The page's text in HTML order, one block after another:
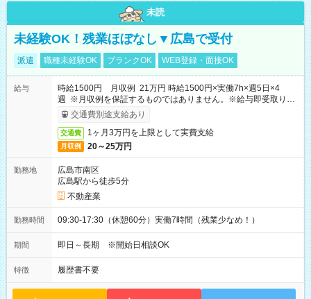
未読
未経験OK！残業ほぼなし▼広島で受付
派遣 職種未経験OK ブランクOK WEB登録・面接OK
給与
時給1500円 月収例 21万円 時給1500円×実働7h×週5日×4
週 ※月収例を保証するものではありません。※給与即受取りサ
ービス利用可（利用条件有）
交通費別途支給あり
交通費 1ヶ月3万円を上限として実費支給
月収例 20～25万円
勤務地
広島市南区
広島駅から徒歩5分
不動産業
勤務時間 09:30-17:30（休憩60分）実働7時間（残業少なめ！）
期間 即日～長期 ※開始日相談OK
特徴 履歴書不要